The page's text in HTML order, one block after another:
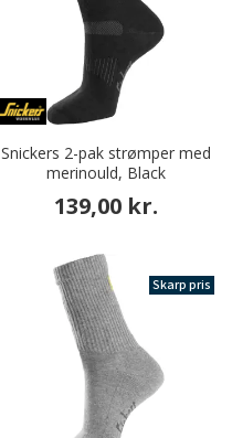
Snickers 2-pak strømper med
merinould, Black
139,00 kr.
Skarp pris